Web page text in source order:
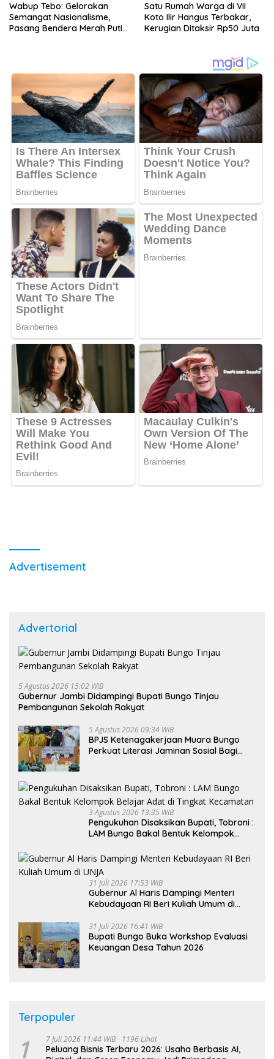
Wabup Tebo: Gelorakan
Semangat Nasionalisme,
Pasang Bendera Merah Putih
Satu Rumah Warga di VII
Koto Ilir Hangus Terbakar,
Kerugian Ditaksir Rp50 Juta
Advertisement
Advertorial
5 Agustus 2026 15:02 WIB
Gubernur Jambi Didampingi Bupati Bungo Tinjau
Pembangunan Sekolah Rakyat
5 Agustus 2026 09:34 WIB
BPJS Ketenagakerjaan Muara Bungo
Perkuat Literasi Jaminan Sosial Bagi
3 Agustus 2026 13:35 WIB
Pengukuhan Disaksikan Bupati, Tobroni :
LAM Bungo Bakal Bentuk Kelompok
31 Juli 2026 17:53 WIB
Gubernur Al Haris Dampingi Menteri
Kebudayaan RI Beri Kuliah Umum di
31 Juli 2026 16:41 WIB
Bupati Bungo Buka Workshop Evaluasi
Keuangan Desa Tahun 2026
Terpopuler
1 7 Juli 2026 11:44 WIB 1196 Lihat
Peluang Bisnis Terbaru 2026: Usaha Berbasis AI,